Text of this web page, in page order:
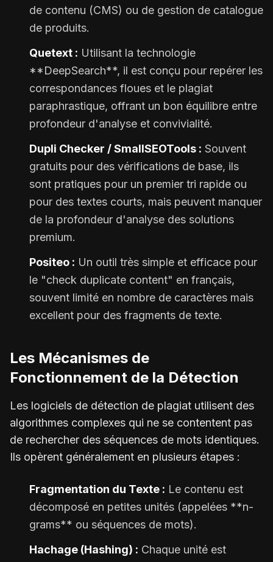
de contenu (CMS) ou de gestion de catalogue
de produits.
Quetext : Utilisant la technologie
**DeepSearch**, il est conçu pour repérer les
correspondances floues et le plagiat
paraphrastique, offrant un bon équilibre entre
profondeur d'analyse et convivialité.
Dupli Checker / SmallSEOTools : Souvent
gratuits pour des vérifications de base, ils
sont pratiques pour un premier tri rapide ou
pour des textes courts, mais peuvent manquer
de la profondeur d'analyse des solutions
premium.
Positeo : Un outil très simple et efficace pour
le "check duplicate content" en français,
souvent limité en nombre de caractères mais
excellent pour des fragments de texte.
Les Mécanismes de
Fonctionnement de la Détection
Les logiciels de détection de plagiat utilisent des
algorithmes complexes qui ne se contentent pas
de rechercher des séquences de mots identiques.
Ils opèrent généralement en plusieurs étapes :
Fragmentation du Texte : Le contenu est
décomposé en petites unités (appelées **n-
grams** ou séquences de mots).
Hachage (Hashing) : Chaque unité est